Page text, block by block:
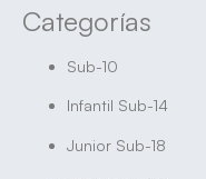
Categorías
Sub-10
Infantil Sub-14
Junior Sub-18